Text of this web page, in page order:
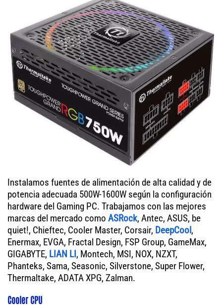
Instalamos fuentes de alimentación de alta calidad y de
potencia adecuada 500W-1600W según la configuración
hardware del Gaming PC. Trabajamos con las mejores
marcas del mercado como ASRock, Antec, ASUS, be
quiet!, Chieftec, Cooler Master, Corsair, DeepCool,
Enermax, EVGA, Fractal Design, FSP Group, GameMax,
GIGABYTE, LIAN LI, Montech, MSI, NOX, NZXT,
Phanteks, Sama, Seasonic, Silverstone, Super Flower,
Thermaltake, ADATA XPG, Zalman.
Cooler CPU